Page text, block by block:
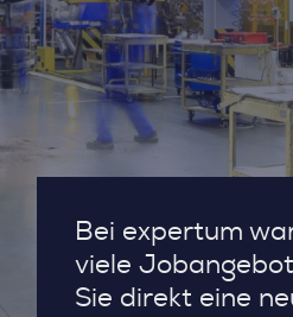
Bei expertum
viele
Sie direkt eine